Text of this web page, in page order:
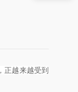
正越来越受到